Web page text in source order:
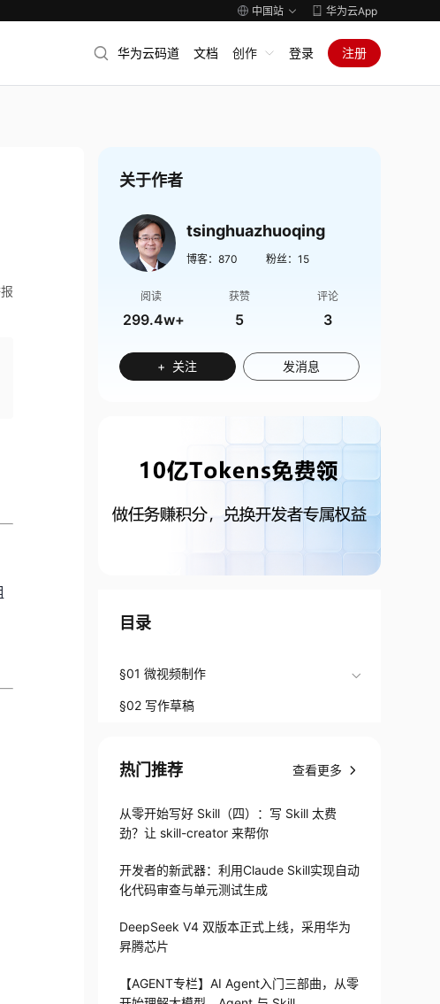
中国站 华为云App
华为云码道 文档 创作 登录 注册
关于作者
tsinghuazhuoqing
博客： 870 粉丝： 15
阅读
299.4w+
获赞
5
评论
3
+ 关注 发消息
目录
§01 微视频制作
§02 写作草稿
热门推荐 查看更多
从零开始写好 Skill（四）：写 Skill 太费
劲？让 skill-creator 来帮你
开发者的新武器：利用Claude Skill实现自动
化代码审查与单元测试生成
DeepSeek V4 双版本正式上线，采用华为
昇腾芯片
【AGENT专栏】AI Agent入门三部曲，从零